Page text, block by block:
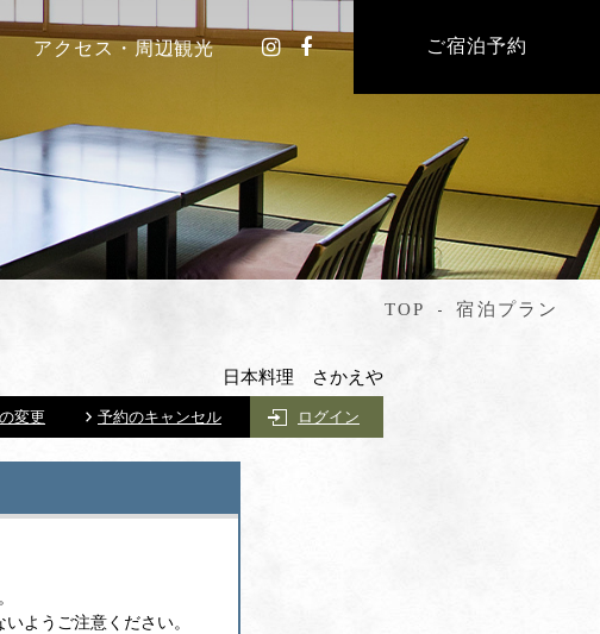
アクセス・周辺観光 ご宿泊予約
TOP 宿泊プラン
日本料理 さかえや
変更 予約のキャンセル ログイン
ようご注意ください。